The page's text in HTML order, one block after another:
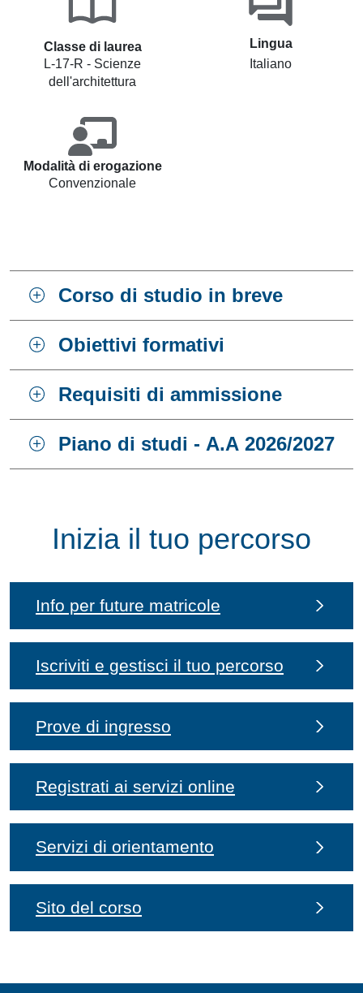
Classe di laurea
L-17-R - Scienze
dell'architettura
Lingua
Italiano
Modalità di erogazione
Convenzionale
Corso di studio in breve
Obiettivi formativi
Requisiti di ammissione
Piano di studi - A.A 2026/2027
Inizia il tuo percorso
Info per future matricole
Iscriviti e gestisci il tuo percorso
Prove di ingresso
Registrati ai servizi online
Servizi di orientamento
Sito del corso